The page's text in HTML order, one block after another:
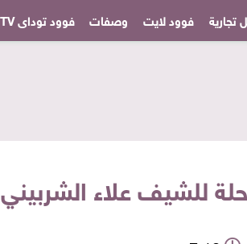
فوود لايت وصفات فوود توداى TV
للشيف علاء الشربيني